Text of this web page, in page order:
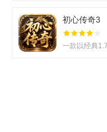
初心传奇3